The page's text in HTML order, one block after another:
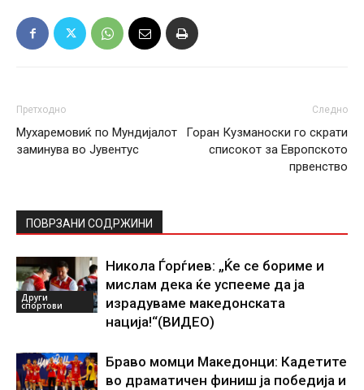
Претходно
Мухаремовиќ по Мундијалот
заминува во Јувентус
Следно
Горан Кузманоски го скрати
списокот за Европското
првенство
ПОВРЗАНИ СОДРЖИНИ
Други
спортови
Никола Ѓорѓиев: „Ќе се бориме и
мислам дека ќе успееме да ја
израдуваме македонската
нација!“(ВИДЕО)
Браво момци Македонци: Кадетите
во драматичен финиш ја победија и